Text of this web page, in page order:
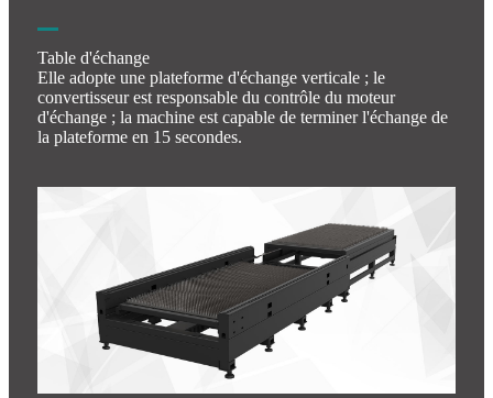
Table d'échange
Elle adopte une plateforme d'échange verticale ; le
convertisseur est responsable du contrôle du moteur
d'échange ; la machine est capable de terminer l'échange de
la plateforme en 15 secondes.